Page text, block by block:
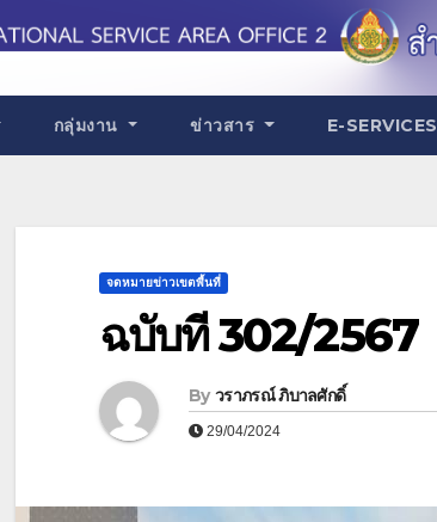
กลุ่มงาน ข่าวสาร E-SERVICES
จดหมายข่าวเขตพื้นที่
ฉบับที่ 302/2567
By วราภรณ์ ภิบาลศักดิ์
29/04/2024